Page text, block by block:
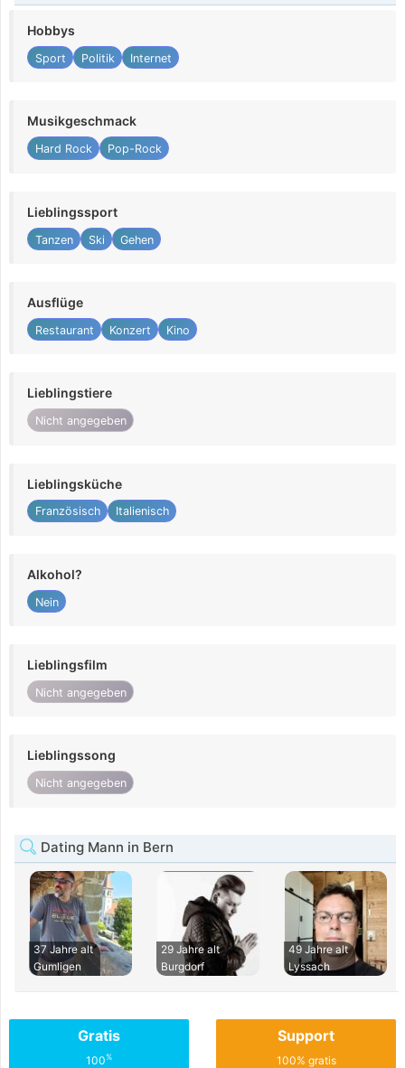
Hobbys
Sport Politik Internet
Musikgeschmack
Hard Rock Pop-Rock
Lieblingssport
Tanzen Ski Gehen
Ausflüge
Restaurant Konzert Kino
Lieblingstiere
Nicht angegeben
Lieblingsküche
Französisch Italienisch
Alkohol?
Nein
Lieblingsfilm
Nicht angegeben
Lieblingssong
Nicht angegeben
Dating Mann in Bern
37 Jahre alt
Gumligen
29 Jahre alt
Burgdorf
49 Jahre alt
Lyssach
Gratis
100%
Support
100% gratis